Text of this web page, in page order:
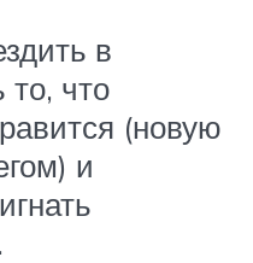
в
что
(новую
и